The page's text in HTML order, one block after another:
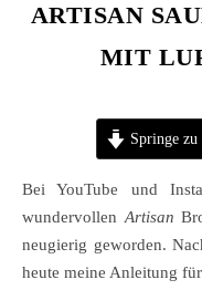
ARTISAN
MIT
Springe zu
Bei YouTube und Instagram gibt es seit einiger Zeit die
wundervollen Artisan
neugierig geworden.
heute meine Anleitung